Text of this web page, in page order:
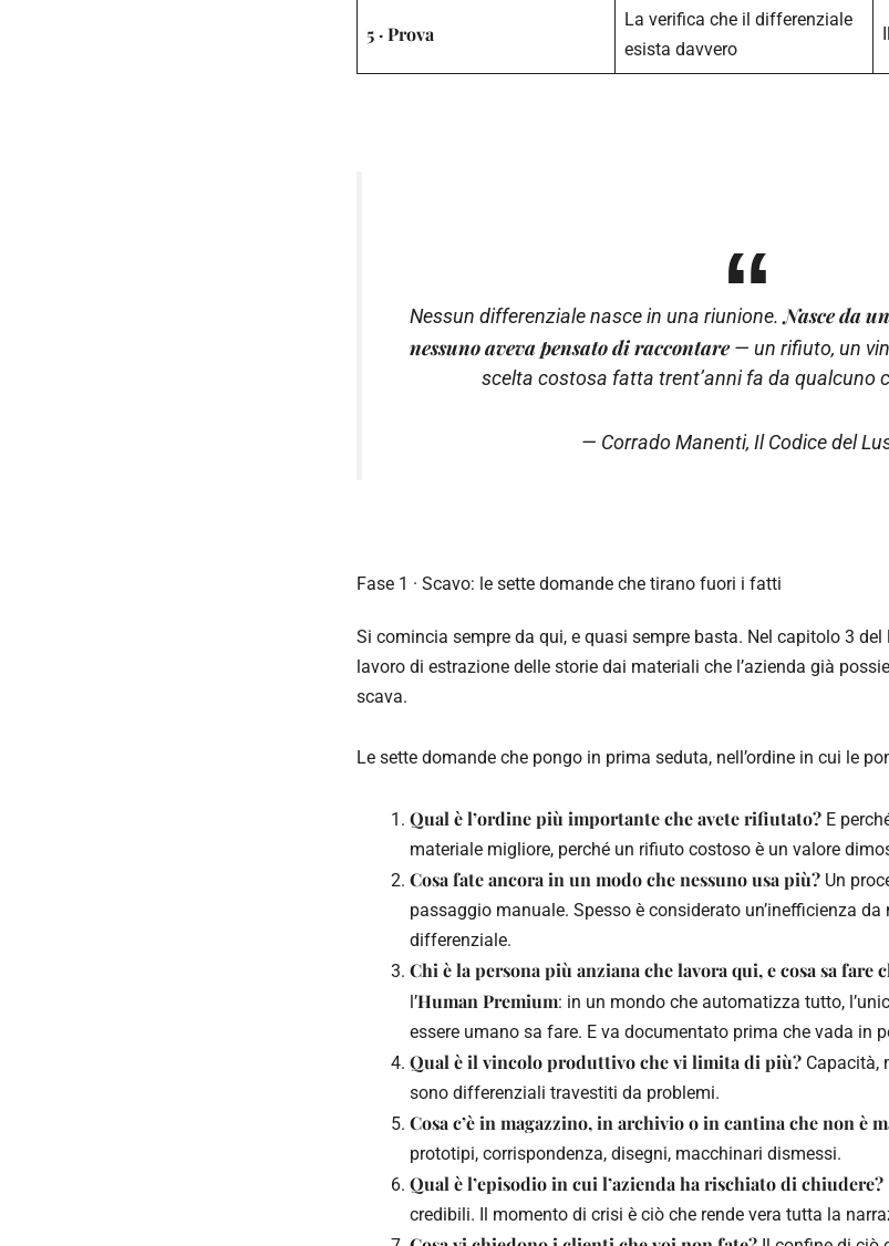
5 · Prova
La verifica che il differenziale
esista davvero
Nessun differenziale nasce in una riunione.Nasce da
nessuno aveva pensato di raccontare— un rifiuto, un
scelta costosa fatta trent’anni fa da qualcuno
— Corrado Manenti, Il Codice del
Fase 1 · Scavo: le sette domande che tirano fuori i fatti
Si comincia sempre da qui, e quasi sempre basta. Nel capitolo 3
lavoro di estrazione delle storie dai materiali che l’azienda già
scava.
Le sette domande che pongo in prima seduta, nell’ordine in cui le
Qual è l’ordine più importante che avete rifiutato? E
materiale migliore, perché un rifiuto costoso è un valore
Cosa fate ancora in un modo che nessuno usa più? Un
passaggio manuale. Spesso è considerato un’inefficienza da
differenziale.
Chi è la persona più anziana che lavora qui, e cosa sa fare
l’Human Premium: in un mondo che automatizza tutto,
essere umano sa fare. E va documentato prima che vada in
Qual è il vincolo produttivo che vi limita di più? Capacità,
sono differenziali travestiti da problemi.
Cosa c’è in magazzino, in archivio o in cantina che non è
prototipi, corrispondenza, disegni, macchinari dismessi.
Qual è l’episodio in cui l’azienda ha rischiato di chiudere?
credibili. Il momento di crisi è ciò che rende vera tutta la